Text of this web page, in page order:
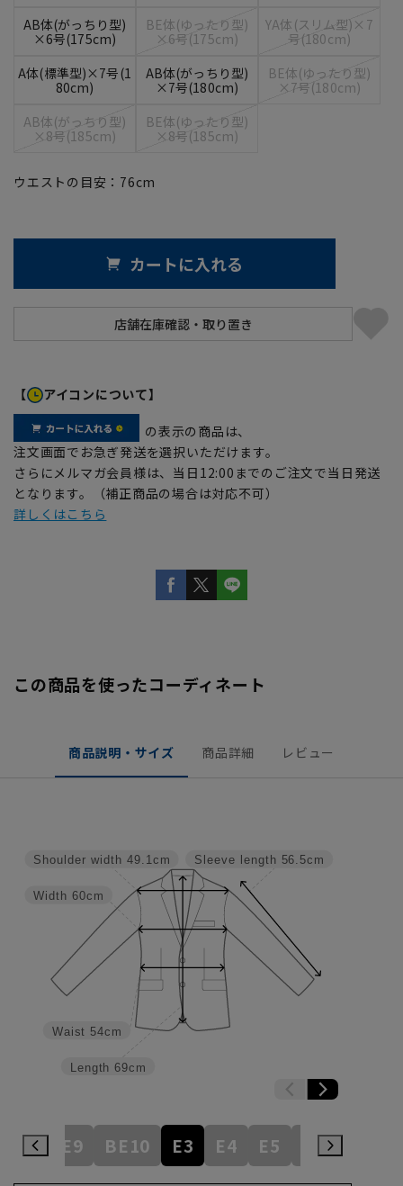
AB体(がっちり型)
×6号(175cm)
BE体(ゆったり型)
×6号(175cm)
YA体(スリム型)×7
号(180cm)
A体(標準型)×7号(1
80cm)
AB体(がっちり型)
×7号(180cm)
BE体(ゆったり型)
×7号(180cm)
AB体(がっちり型)
×8号(185cm)
BE体(ゆったり型)
×8号(185cm)
ウエストの目安： 76cm
カートに入れる
【 アイコンについて】
の表示の商品は、
注文画面でお急ぎ発送を選択いただけます。
さらにメルマガ会員様は、当日12:00までのご注文で当日発送
となります。（補正商品の場合は対応不可）
詳しくはこちら
この商品を使ったコーディネート
商品説明・サイズ 商品詳細 レビュー
Sleeve length 56.5cm
Length 69cm
Waist 54cm
Width 60cm
Shoulder width 49.1cm
BE9 BE10 E3 E4 E5 E6